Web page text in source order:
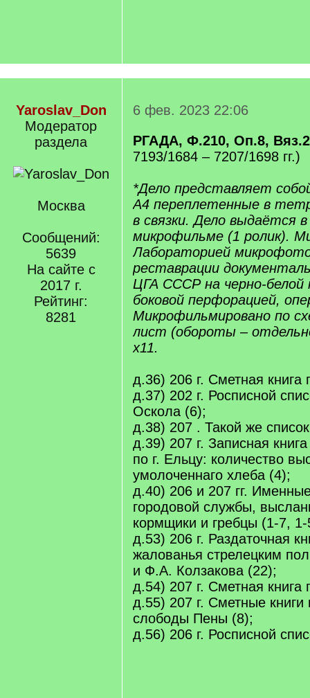
Yaroslav_Don
Модератор
раздела
Москва
Сообщений:
5639
На сайте с
2017 г.
Рейтинг:
8281
6 фев. 2023 22:06
РГАДА, Ф.210, Оп.8,
7193/1684 – 7207/1698 гг.)
*Дело представляет
А4 переплетенные в
в связки. Дело выдаётся в
микрофильме (1 ролик).
Лабораторией
реставрации
ЦГА СССР на черно-белой
боковой перфорацией,
Микрофильмировано по
лист (обороты –
х11.
д.36) 206 г. Сметная книга
д.37) 202 г. Росписной
Оскола (6);
д.38) 207 . Такой же
д.39) 207 г. Записная
по г. Ельцу: количество
умолоченнаго хлеба (4);
д.40) 206 и 207 гг.
городовой службы,
кормщики и гребцы (1-7,
д.53) 206 г. Раздаточная
жалованья стрелецким
и Ф.А. Колзакова (22);
д.54) 207 г. Сметная
д.55) 207 г. Сметные книги
слободы Пены (8);
д.56) 206 г. Росписной